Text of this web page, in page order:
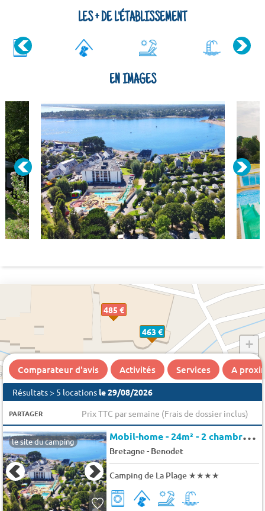
LES + DE L'ÉTABLISSEMENT
EN IMAGES
463 €
485 €
+
−
Comparateur d'avis Activités Services A
Résultats > 5 locations le 29/08/2026
PARTAGER Prix TTC par semaine (Frais de dossier inclus)
le site du camping M
obil-home - 24m² - 2 chambres - Terrasse - 4 pers.
Bretagne- Benodet
Camping de La Plage ★★★★